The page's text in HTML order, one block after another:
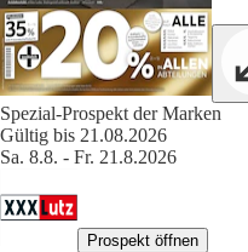
Spezial-Prospekt der Marken
Gültig bis 21.08.2026
Sa. 8.8. - Fr. 21.8.2026
Prospekt öffnen